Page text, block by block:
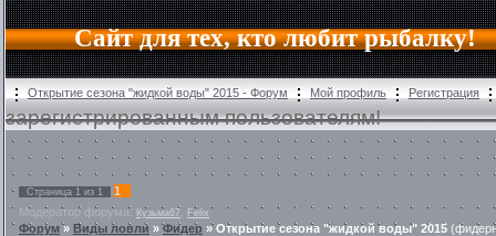
Сайт для тех, кто любит рыбалку!
Открытие сезона "жидкой воды" 2015 - Форум Мой профиль Регистрация
зарегистрированным пользователям!
Страница 1 из 1
1
Модератор форума: Кузьма67 Felix
Форум» Виды ловли »Фидер »Открытие сезона "жидкой воды" 2015